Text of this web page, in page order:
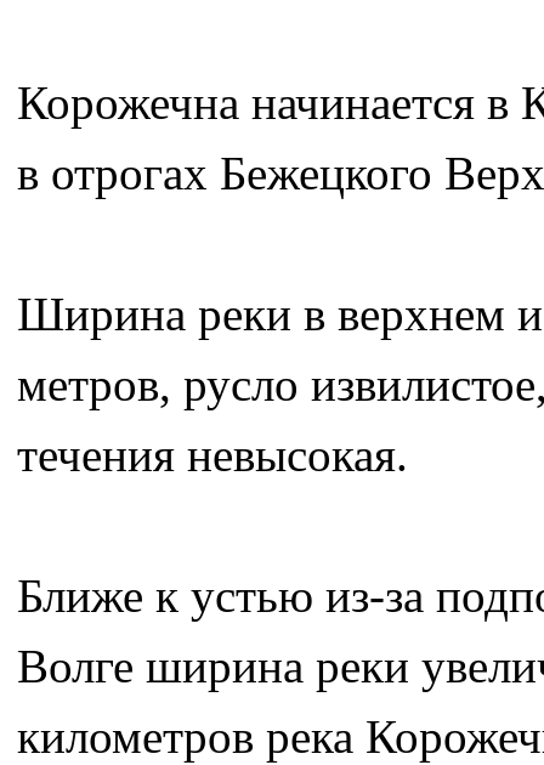
Корожечна начинается в
в отрогах Бежецкого
Ширина реки в верхнем и
метров, русло
течения невысокая.
Ближе к устью из-за
Волге ширина реки
километров река